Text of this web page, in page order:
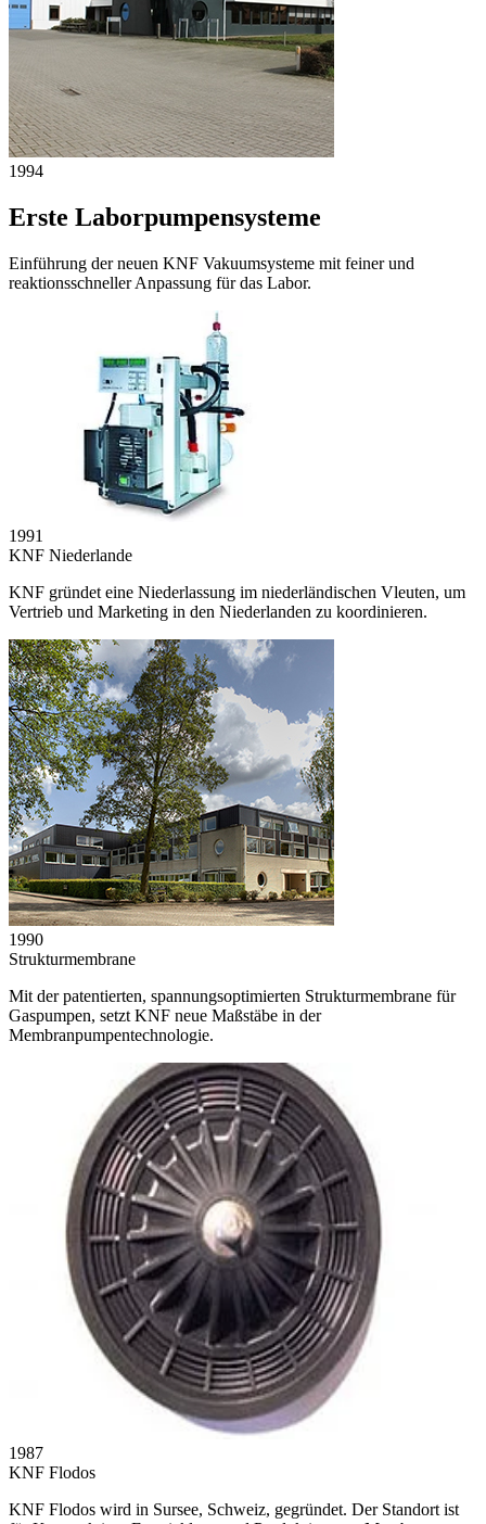
1994
Erste Laborpumpensysteme
Einführung der neuen KNF Vakuumsysteme mit feiner und
reaktionsschneller Anpassung für das Labor.
1991
KNF Niederlande
KNF gründet eine Niederlassung im niederländischen Vleuten, um
Vertrieb und Marketing in den Niederlanden zu koordinieren.
1990
Strukturmembrane
Mit der patentierten, spannungsoptimierten Strukturmembrane für
Gaspumpen, setzt KNF neue Maßstäbe in der
Membranpumpentechnologie.
1987
KNF Flodos
KNF Flodos wird in Sursee, Schweiz, gegründet. Der Standort ist